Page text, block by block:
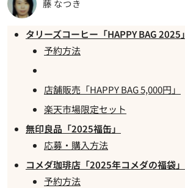
藤 なつき
タリーズコーヒー「HAPPY BAG 2025」
予約方法
店舗販売「HAPPY BAG 5,000円」
楽天市場限定セット
無印良品「2025福缶」
応募・購入方法
コメダ珈琲店「2025年コメダの福袋」
予約方法